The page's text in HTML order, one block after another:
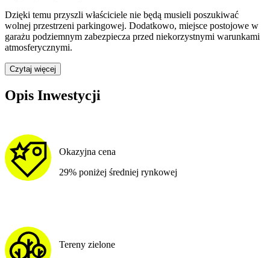
Dzięki temu przyszli właściciele nie będą musieli poszukiwać
wolnej przestrzeni parkingowej. Dodatkowo, miejsce postojowe w
garażu podziemnym zabezpiecza przed niekorzystnymi warunkami
atmosferycznymi.
Czytaj więcej
Opis Inwestycji
Okazyjna cena
29% poniżej średniej rynkowej
Tereny zielone